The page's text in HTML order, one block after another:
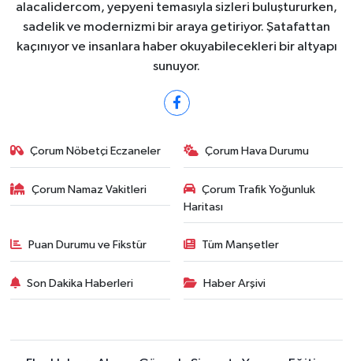
alacalidercom, yepyeni temasıyla sizleri buluştururken,
sadelik ve modernizmi bir araya getiriyor. Şatafattan
kaçınıyor ve insanlara haber okuyabilecekleri bir altyapı
sunuyor.
Çorum Nöbetçi Eczaneler Çorum Hava Durumu
Çorum Namaz Vakitleri
Çorum Trafik Yoğunluk
Haritası
Puan Durumu ve Fikstür Tüm Manşetler
Son Dakika Haberleri Haber Arşivi